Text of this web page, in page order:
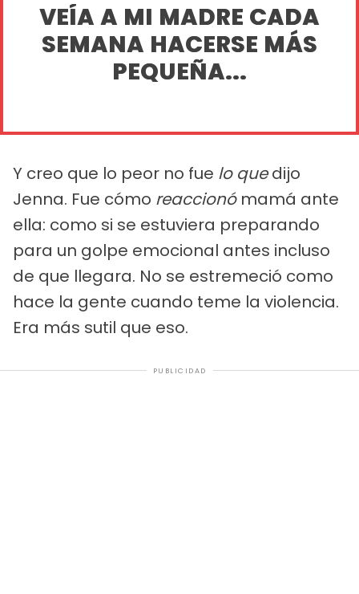
VEÍA A MI MADRE CADA
SEMANA HACERSE MÁS
PEQUEÑA...
Y creo que lo peor no fue lo quedijo
Jenna. Fue cómo reaccionómamá ante
ella: como si se estuviera preparando
para un golpe emocional antes incluso
de que llegara. No se estremeció como
hace la gente cuando teme la violencia.
Era más sutil que eso.
PUBLICIDAD